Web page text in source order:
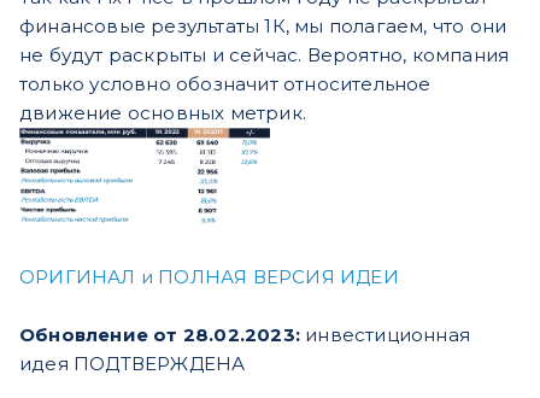
финансовые результаты 1К, мы полагаем, что они
не будут раскрыты и сейчас. Вероятно, компания
только условно обозначит относительное
движение основных метрик.
ОРИГИНАЛ и ПОЛНАЯ ВЕРСИЯ ИДЕИ
Обновление от 28.02.2023: инвестиционная
идея ПОДТВЕРЖДЕНА